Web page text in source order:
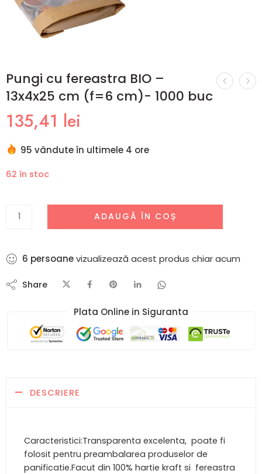
Pungi cu fereastra BIO –
13x4x25 cm (f=6 cm)- 1000 buc
135,41 lei
95 vândute în ultimele 4 ore
62 în stoc
ADAUGĂ ÎN COȘ
6 persoanevizualizează acest produs chiar acum
Share
Plata Online in Siguranta​
DESCRIERE
Caracteristici:Transparenta excelenta, poate fi
folosit pentru preambalarea produselor de
panificatie.Facut din 100% hartie kraft si fereastra